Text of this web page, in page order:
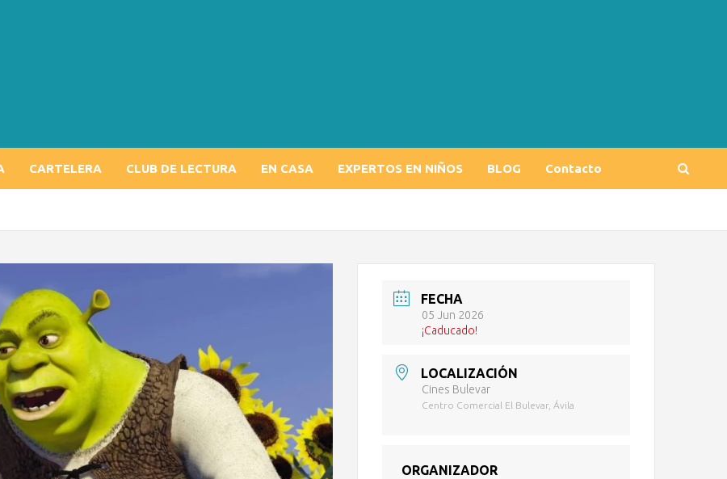
CARTELERA CLUB DE LECTURA EN CASA EXPERTOS EN NIÑOS BLOG Contacto
FECHA
05 Jun 2026
¡Caducado!
LOCALIZACIÓN
Cines Bulevar
Centro Comercial El Bulevar, Ávila
ORGANIZADOR